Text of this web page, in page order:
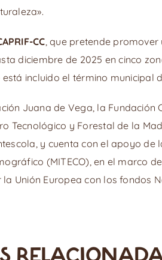
CC , que pretende
diciembre de 2025 en cinco
incluido el término municipal
Juana de Vega, la Fundación
Tecnológico y Forestal de la
y cuenta con el apoyo de
(MITECO), en el marco
Unión Europea con los fondos